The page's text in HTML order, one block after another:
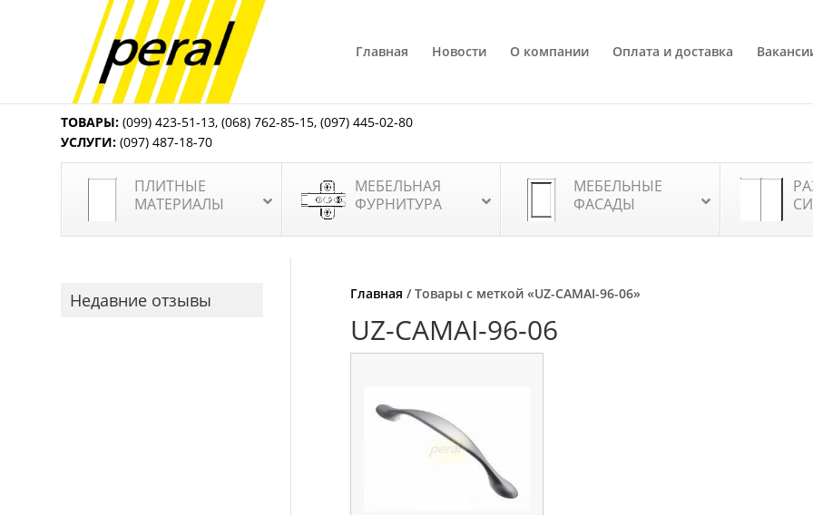
Главная Новости О компании Оплата и доставка
ТОВАРЫ: (099) 423-51-13,(068) 762-85-15,(097) 445-02-80
УСЛУГИ: (097) 487-18-70
ПЛИТНЫЕ
МАТЕРИАЛЫ
МЕБЕЛЬНАЯ
ФУРНИТУРА
МЕБЕЛЬНЫЕ
ФАСАДЫ
Главная / Товары с меткой «UZ-CAMAI-96-06»
UZ-CAMAI-96-06
Недавние отзывы